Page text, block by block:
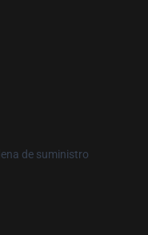
de suministro